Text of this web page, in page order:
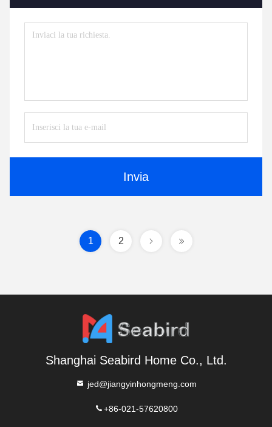
Invia
1 2
Shanghai Seabird Home Co., Ltd.
jed@jiangyinhongmeng.com
+86-021-57620800